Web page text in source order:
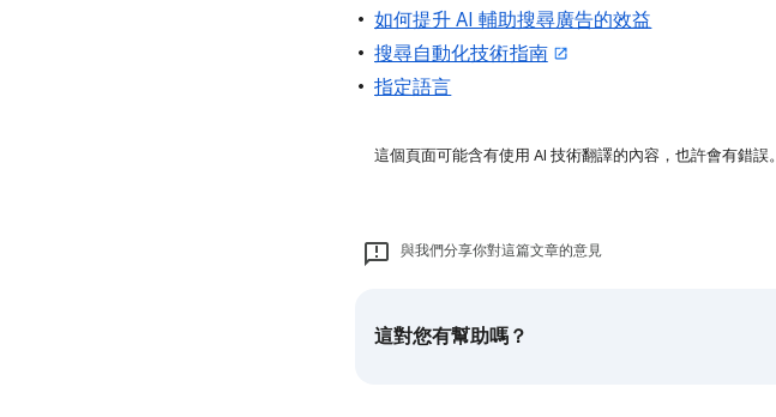
如何提升 AI 輔助搜尋廣告的效益
搜尋自動化技術指南
指定語言
這個頁面可能含有使用 AI 技術翻譯的內容，也許會有錯誤。
與我們分享你對這篇文章的意見
這對您有幫助嗎？